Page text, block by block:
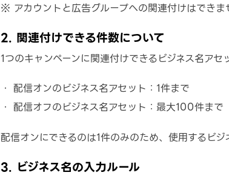
※ アカウントと広告グループへの関連付けはできま
2. 関連付けできる件数について
1つのキャンペーンに関連付けできるビジネス名ア
配信オンのビジネス名アセット：1件まで
配信オフのビジネス名アセット：最大100件まで
配信オンにできるのは1件のみのため、使用するビ
3. ビジネス名の入力ルール